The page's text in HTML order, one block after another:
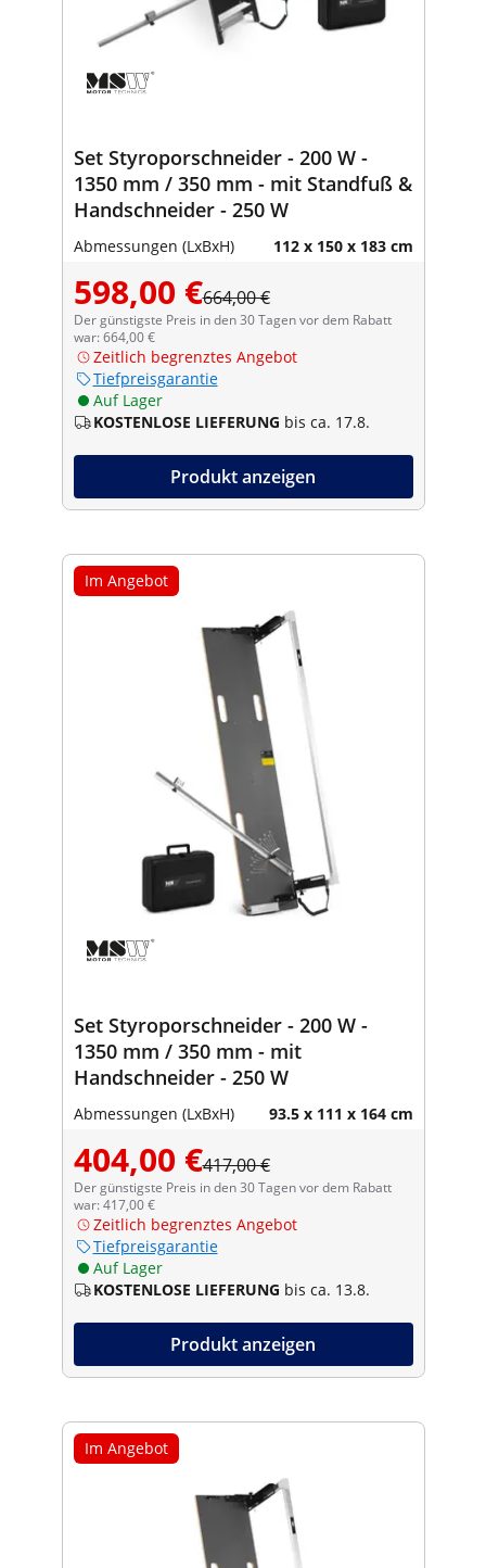
Set Styroporschneider - 200 W -
1350 mm / 350 mm - mit Standfuß &
Handschneider - 250 W
Abmessungen (LxBxH) 112 x 150 x 183 cm
598,00 €664,00 €
Der günstigste Preis in den 30 Tagen vor dem Rabatt
war: 664,00 €
Zeitlich begrenztes Angebot
Tiefpreisgarantie
Auf Lager
KOSTENLOSE LIEFERUNG bis ca. 17.8.
Produkt anzeigen
Im Angebot
Set Styroporschneider - 200 W -
1350 mm / 350 mm - mit
Handschneider - 250 W
Abmessungen (LxBxH) 93.5 x 111 x 164 cm
404,00 €417,00 €
Der günstigste Preis in den 30 Tagen vor dem Rabatt
war: 417,00 €
Zeitlich begrenztes Angebot
Tiefpreisgarantie
Auf Lager
KOSTENLOSE LIEFERUNG bis ca. 13.8.
Produkt anzeigen
Im Angebot